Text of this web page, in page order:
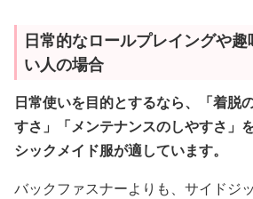
日常的なロールプレイングや
い人の場合
日常使いを目的とするなら、「着脱
すさ」「メンテナンスのしやすさ」
シックメイド服が適しています。
バックファスナーよりも、サイドジ